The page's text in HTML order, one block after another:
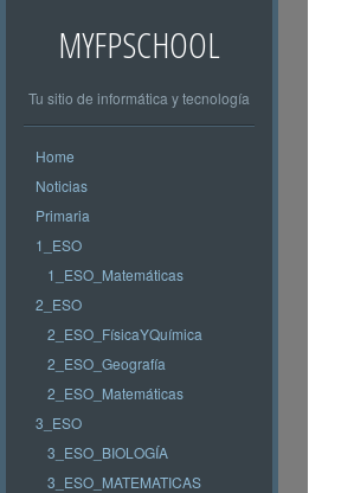
MYFPSCHOOL
Tu sitio de informática y tecnología
Home
Noticias
Primaria
1_ESO
1_ESO_Matemáticas
2_ESO
2_ESO_FísicaYQuímica
2_ESO_Geografía
2_ESO_Matemáticas
3_ESO
3_ESO_BIOLOGÍA
3_ESO_MATEMATICAS